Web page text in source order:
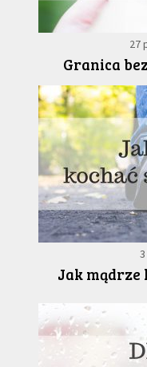
27
Granica
Jak mądrze